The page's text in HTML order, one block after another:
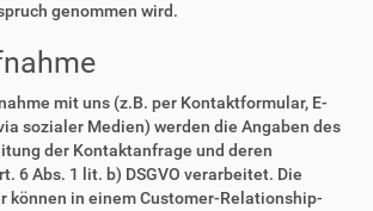
genommen wird.
mit uns (z.B. per Kontaktformular, E-
sozialer Medien) werden die Angaben des
der Kontaktanfrage und deren
6 Abs. 1 lit. b) DSGVO verarbeitet. Die
können in einem Customer-Relationship-